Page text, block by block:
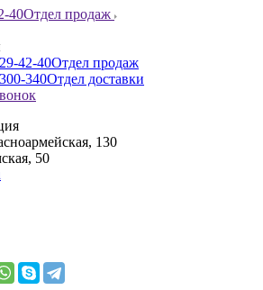
40Отдел продаж
42-40Отдел продаж
340Отдел доставки
130
50